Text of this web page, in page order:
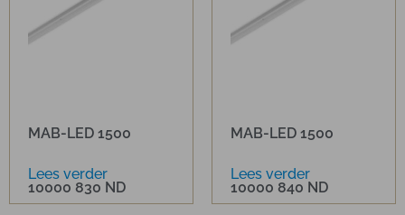
MAB-LED 1500
10000 830 ND
Lees verder
MAB-LED 1500
10000 840 ND
Lees verder